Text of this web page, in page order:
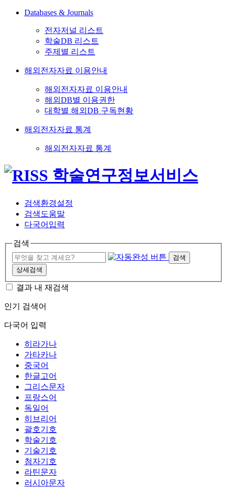
Databases & Journals
전자저널 리스트
학술DB 리스트
주제별 리스트
해외전자자료 이용안내
해외전자자료 이용안내
해외DB별 이용권한
대학별 해외DB 구독현황
해외전자자료 통계
해외전자자료 통계
검색환경설정
검색도움말
다국어입력
검색
검색
상세검색
결과 내 재검색
인기 검색어
다국어 입력
히라가나
가타카나
중국어
한글고어
그리스문자
프랑스어
독일어
히브리어
괄호기호
학술기호
기술기호
첨자기호
라틴문자
러시아문자